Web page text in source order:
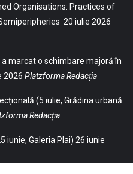
Organisations: Practices of
20 iulie 2026
marcat o schimbare majoră în
2026 Platzforma Redacția
(5 iulie, Grădina urbană
Redacția
iunie, Galeria Plai) 26 iunie